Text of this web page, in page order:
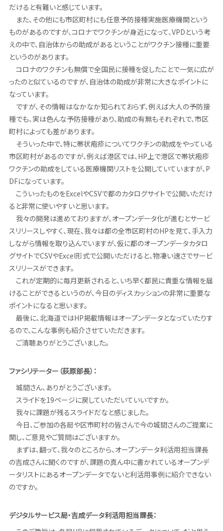
だけると有難いと感じています。
また、その他にも市区町村にも任意予防接種実施医療機関という
ものがあるのですが、コロナでワクチンが身近になって、VPDという考
えの中で、自治体からの助成があるということがワクチン接種に重要
というのがあります。
コロナのワクチンも無償で全国民に接種を促したことで一気に広が
ったのと似ているのですが、自治体の助成が非常に大きなポイントに
なっています。
ですが、その情報はなかなか知られておらず、例えば大人の予防接
種でも、実は色んな予防接種があり、助成の有無もそれぞれで、市区
町村によっても差があります。
そういった中で、特に帯状疱疹についてワクチンの助成をやっている
市区町村があるのですが、例えば港区では、HP上で港区で帯状疱疹
ワクチンの助成をしている医療機関リストを公開していていますが、P
DFになっています。
こういったものをExcelやCSVで都のカタログサイトで公開いただけ
ると非常に使いやすいと思います。
我々の開発は進めておりますが、オープンデータ化が進むとサービ
スリリースしやすく、現在、我々は都の全市区町村のHPを見て、手入力
しながら情報を取り込んでいますが、仮に都のオープンデータカタロ
グサイトでCSVやExcel形式で公開いただけると、物凄い速さでサービ
スリリースができます。
これが定期的に毎月更新されると、いち早く都民に貴重な情報を届
けることができるというのが、今日のディスカッションの非常に重要な
ポイントになると思います。
最後に、北海道ではHP掲載情報はオープンデータとなっていたりす
るので、こんな事例も紹介させていただきます。
ご清聴ありがとうございました。
ファシリテーター（荻原部長）：
城間さん、ありがとうございます。
スライドを19ページに戻していただいていいですか。
我々に課題が残るスライドだなと感じました。
今日、ご参加の各局や区市町村の皆さんで今の城間さんのご提案に
関し、ご意見やご質問はございますか。
まずは、翻って、我々のところから、オープンデータ利活用担当課長
の吉成さんに聞くのですが、課題の真ん中に書かれているオープンデ
ータリストにあるオープンデータでないと利活用事例に紹介できない
のですか。
デジタルサービス局・吉成データ利活用担当課長：